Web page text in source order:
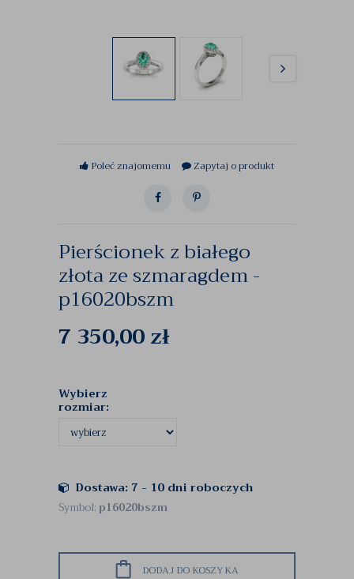
Poleć znajomemu Zapytaj o produkt
Pierścionek z białego
złota ze szmaragdem -
p16020bszm
7 350,00zł
Wybierz
rozmiar:
Dostawa: 7 - 10 dni roboczych
Symbol:p16020bszm
DODAJ DO KOSZYKA